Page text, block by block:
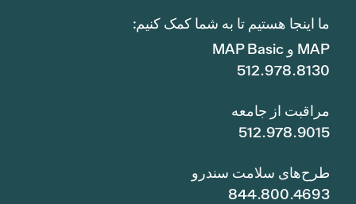
ما اینجا هستیم تا به شما کمک کنیم:
MAP و MAP Basic
512.978.8130
مراقبت از جامعه
512.978.9015
طرح‌های سلامت سندرو
844.800.4693